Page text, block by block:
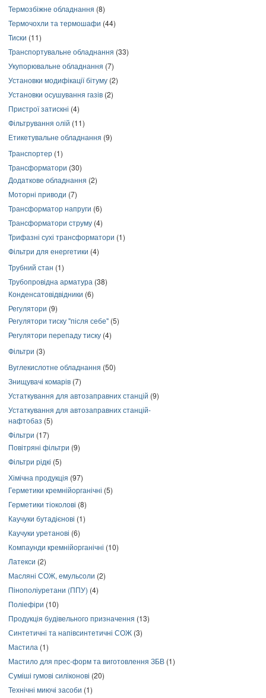
Термозбіжне обладнання (8)
Термочохли та термошафи (44)
Тиски (11)
Транспортувальне обладнання (33)
Укупорювальне обладнання (7)
Установки модифікації бітуму (2)
Установки осушування газів (2)
Пристрої затискні (4)
Фільтрування олій (11)
Етикетувальне обладнання (9)
Транспортер (1)
Трансформатори (30)
Додаткове обладнання (2)
Моторні приводи (7)
Трансформатор напруги (6)
Трансформатори струму (4)
Трифазні сухі трансформатори (1)
Фільтри для енергетики (4)
Трубний стан (1)
Трубопровідна арматура (38)
Конденсатовідвідники (6)
Регулятори (9)
Регулятори тиску "після себе" (5)
Регулятори перепаду тиску (4)
Фільтри (3)
Вуглекислотне обладнання (50)
Знищувачі комарів (7)
Устаткування для автозаправних станцій (9)
Устаткування для автозаправних станцій-
нафтобаз (5)
Фільтри (17)
Повітряні фільтри (9)
Фільтри рідкі (5)
Хімічна продукція (97)
Герметики кремнійорганічні (5)
Герметики тіоколові (8)
Каучуки бутадієнові (1)
Каучуки уретанові (6)
Компаунди кремнійорганічні (10)
Латекси (2)
Масляні СОЖ, емульсоли (2)
Пінополіуретани (ППУ) (4)
Поліефіри (10)
Продукція будівельного призначення (13)
Синтетичні та напівсинтетичні СОЖ (3)
Мастила (1)
Мастило для прес-форм та виготовлення ЗБВ (1)
Суміші гумові силіконові (20)
Технічні миючі засоби (1)